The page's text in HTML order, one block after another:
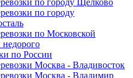
по городу Щелково
по городу
по Московской
недорого
по России
Москва - Владивосток
Москва - Владимир